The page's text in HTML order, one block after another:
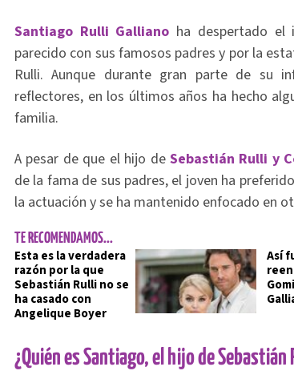
Santiago Rulli Galliano ha despertado el
parecido con sus famosos padres y por la
Rulli. Aunque durante gran parte de su
reflectores, en los últimos años ha hecho
familia.
A pesar de que el hijo de Sebastián Rulli y
de la fama de sus padres, el joven ha
la actuación y se ha mantenido enfocado en
TE RECOMENDAMOS...
Esta es la verdadera
razón por la que
Sebastián Rulli no se
ha casado con
Angelique Boyer
Así
¿Quién es Santiago, el hijo de Sebastián